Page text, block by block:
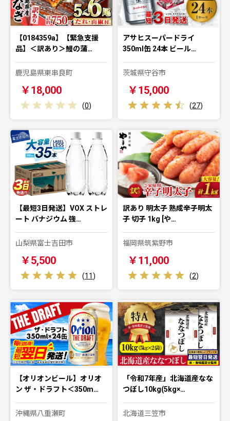
【0184359a】【緊急支援
品】＜訳あり＞鰻の蒲…
鹿児島県東串良町
￥18,000
(0)
アサヒスーパードライ
350ml缶 24本 ビール…
茨城県守谷市
￥15,000
(27)
【最短3日発送】VOX ストレ
ート バナジウム 強…
山梨県富士吉田市
￥5,500
(11)
訳あり 明太子 熟成辛子明太
子 切子 1kg [や…
福岡県筑紫野市
￥11,000
(2)
【オリオンビール】オリオ
ン ザ・ドラフト＜350m…
沖縄県八重瀬町
「令和7年産」北海道産なな
つぼし10kg(5kg×…
北海道三笠市